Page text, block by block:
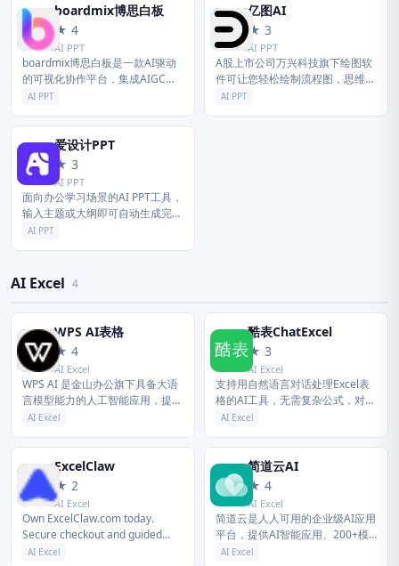
生...
b
boardmix博思白板
★ 4
AI PPT
boardmix博思白板是一款AI驱动
的可视化协作平台，集成AIGC生
成、思维导图、流程图及多人实时
专业脑图及图表，打破...
AI PPT
亿
亿图AI
★ 3
AI PPT
A股上市公司万兴科技旗下绘图软
件可让您轻松绘制流程图，思维导
图，信息图，组织架构图，网络拓
AI PPT
爱
爱设计PPT
★ 3
AI PPT
面向办公学习场景的AI PPT工具，
输入主题或大纲即可自动生成完整
PPT，支持风格和内容一键调整，
AI PPT
AI Excel 4
W
WPS AI表格
★ 4
AI Excel
WPS AI 是金山办公旗下具备大语
言模型能力的人工智能应用，提供
智能文档写作、长文阅读处理与人
有自动生成 PPT、表格分...
AI Excel
酷
酷表ChatExcel
★ 3
AI Excel
支持用自然语言对话处理Excel表
格的AI工具，无需复杂公式，对话
即可完成数据整理、统计、分析，
格操作门槛。
AI Excel
ExcelClaw
★ 2
AI Excel
Own ExcelClaw.com today.
Secure checkout and guided
transfer support. No hidd...
AI Excel
简
简道云AI
★ 4
AI Excel
简道云是人人可用的企业级AI应用
平台，提供AI智能应用、200+模
板，不使用代码就能搭建个性化的
AI Excel